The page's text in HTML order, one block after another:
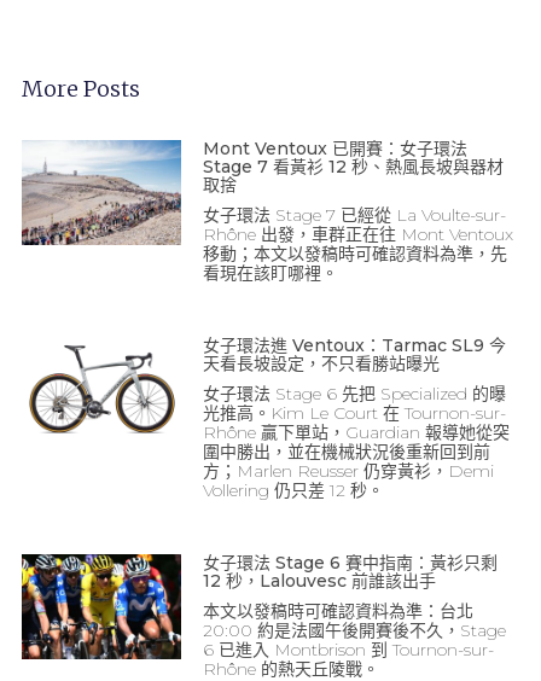
More Posts
Mont Ventoux 已開賽：女子環法
Stage 7 看黃衫 12 秒、熱風長坡與器材
取捨
女子環法 Stage 7 已經從 La Voulte-sur-
Rhône 出發，車群正在往 Mont Ventoux
移動；本文以發稿時可確認資料為準，先
看現在該盯哪裡。
女子環法進 Ventoux：Tarmac SL9 今
天看長坡設定，不只看勝站曝光
女子環法 Stage 6 先把 Specialized 的曝
光推高。Kim Le Court 在 Tournon-sur-
Rhône 贏下單站，Guardian 報導她從突
圍中勝出，並在機械狀況後重新回到前
方；Marlen Reusser 仍穿黃衫，Demi
Vollering 仍只差 12 秒。
女子環法 Stage 6 賽中指南：黃衫只剩
12 秒，Lalouvesc 前誰該出手
本文以發稿時可確認資料為準：台北
20:00 約是法國午後開賽後不久，Stage
6 已進入 Montbrison 到 Tournon-sur-
Rhône 的熱天丘陵戰。